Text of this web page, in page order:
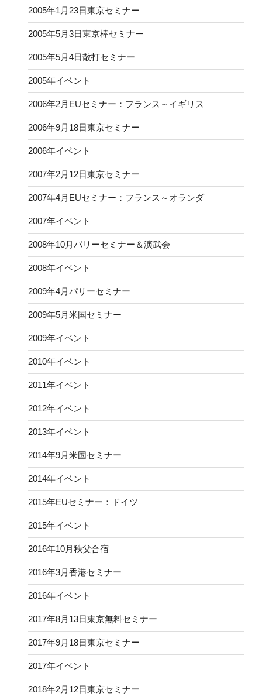
2005年1月23日東京セミナー
2005年5月3日東京棒セミナー
2005年5月4日散打セミナー
2005年イベント
2006年2月EUセミナー：フランス～イギリス
2006年9月18日東京セミナー
2006年イベント
2007年2月12日東京セミナー
2007年4月EUセミナー：フランス～オランダ
2007年イベント
2008年10月パリーセミナー＆演武会
2008年イベント
2009年4月パリーセミナー
2009年5月米国セミナー
2009年イベント
2010年イベント
2011年イベント
2012年イベント
2013年イベント
2014年9月米国セミナー
2014年イベント
2015年EUセミナー：ドイツ
2015年イベント
2016年10月秩父合宿
2016年3月香港セミナー
2016年イベント
2017年8月13日東京無料セミナー
2017年9月18日東京セミナー
2017年イベント
2018年2月12日東京セミナー